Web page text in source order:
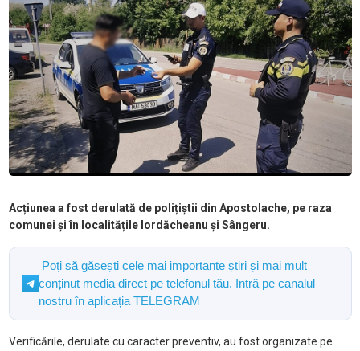
Acțiunea a fost derulată de polițiștii din Apostolache, pe raza
comunei și în localitățile Iordăcheanu și Sângeru.
Poți să găsești cele mai importante știri și mai mult
conținut media direct pe telefonul tău. Intră pe canalul
nostru în aplicația TELEGRAM
Verificările, derulate cu caracter preventiv, au fost organizate pe